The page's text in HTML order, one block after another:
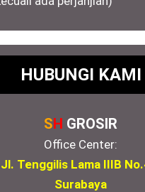
HUBUNGI KAMI
SH GROSIR
Office Center:
Jl. Tenggilis Lama IIIB
Surabaya